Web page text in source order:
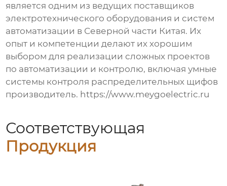
является одним из ведущих поставщиков
электротехнического оборудования и систем
автоматизации в Северной части Китая. Их
опыт и компетенции делают их хорошим
выбором для реализации сложных проектов
по автоматизации и контролю, включаяумные
системы контроля распределительных щифов
производитель. https://www.meygoelectric.ru
Соответствующая
Продукция